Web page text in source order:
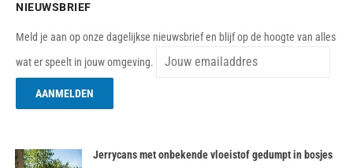
NIEUWSBRIEF
Meld je aan op onze dagelijkse nieuwsbrief en blijf op de hoogte van alles
wat er speelt in jouw omgeving.
Jerrycans met onbekende vloeistof gedumpt in bosjes